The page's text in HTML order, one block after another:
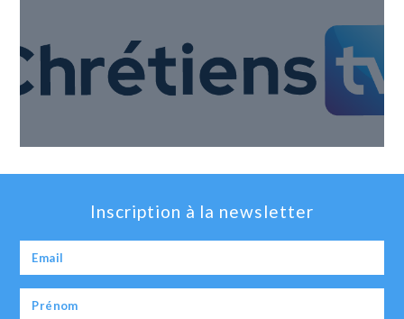
Inscription à la newsletter